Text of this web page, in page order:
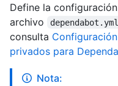
Define la
archivo
dependabot.yml
consulta
privados para
Nota: